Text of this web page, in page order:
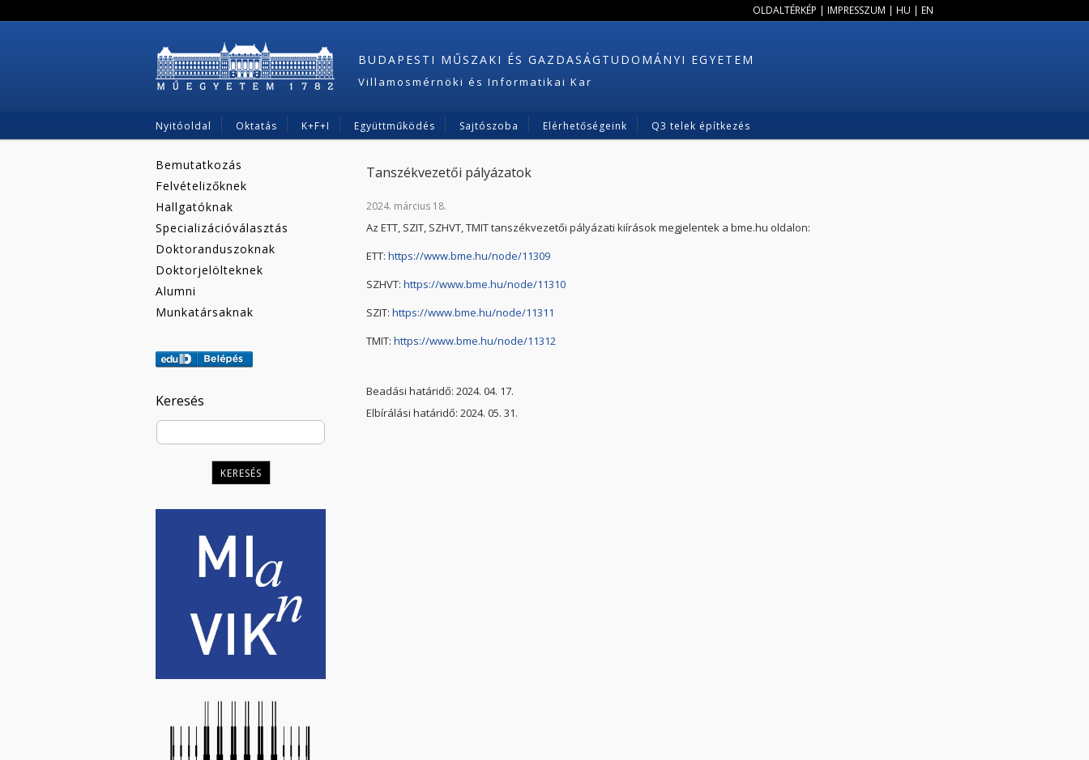
OLDALTÉRKÉP | IMPRESSZUM | HU | EN
BUDAPESTI MŰSZAKI ÉS GAZDASÁGTUDOMÁNYI EGYETEM
Villamosmérnöki és Informatikai Kar
Nyitóoldal Oktatás K+F+I Együttműködés Sajtószoba Elérhetőségeink Q3 telek építkezés
Bemutatkozás
Felvételizőknek
Hallgatóknak
Specializációválasztás
Doktoranduszoknak
Doktorjelölteknek
Alumni
Munkatársaknak
Keresés
Tanszékvezetői pályázatok
2024. március 18.
Az ETT, SZIT, SZHVT, TMIT tanszékvezetői pályázati kiírások megjelentek a bme.hu oldalon:
ETT: https://www.bme.hu/node/11309
SZHVT: https://www.bme.hu/node/11310
SZIT: https://www.bme.hu/node/11311
TMIT: https://www.bme.hu/node/11312
Beadási határidő: 2024. 04. 17.
Elbírálási határidő: 2024. 05. 31.